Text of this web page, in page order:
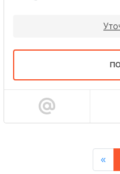
«